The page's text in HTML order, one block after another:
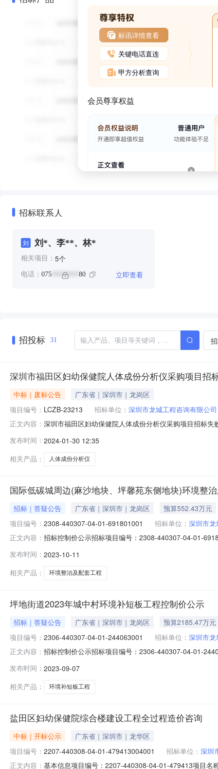
标讯详情查看
关键电话直连
甲方分析查询
会员尊享权益
招标联系人
刘 刘*、李**、林*
相关项目： 5个
电话： 075 ******** 80 立即查看
招投标 31
深圳市福田区妇幼保健院人体成份分析仪采购项目招
中标｜废标公告
广东省｜深圳市｜龙岗区
项目编号： LCZB-23213 招标单位： 深圳市龙城工程咨询有限公司
正文内容： 深圳市福田区妇幼保健院人体成份分析仪采购项目招标
析仪采购项目（招标编号：LCZB-23213）进行国内公开
系。1.采购人信息名称：深圳
发布时间： 2024-01-30 12:35
相关产品：
人体成份分析仪
国际低碳城周边(麻沙地块、坪馨苑东侧地块)环境整
招标｜答疑公告 广东省｜深圳市｜龙岗区
预算552.43万元
项目编号： 2308-440307-04-01-691801001 招标单位： 深圳市
正文内容： 招标控制价公示招标项目编号：2308-440307-04-01-
价净下浮:5.0%不可竞争费合计：13.330901万元修正价
发布时间： 2023-10-11
相关产品：
环境整治及配套工程
坪地街道2023年城中村环境补短板工程控制价公示
招标｜答疑公告 广东省｜深圳市｜龙岗区
预算2185.47万元
项目编号： 2306-440307-04-01-244063001 招标单位： 深圳市
正文内容： 招标控制价公示招标项目编号：2306-440307-04-01-
格：0万元*如本工程招标文件使用的市局2016年4月范
发布时间： 2023-09-07
相关产品：
环境补短板工程
盐田区妇幼保健院综合楼建设工程全过程造价咨询
中标｜开标公示
广东省｜深圳市｜龙华区
项目编号： 2207-440308-04-01-479413004001 招标单位： 深圳
正文内容： 基本信息项目编号：2207-440308-04-01-479413项目名